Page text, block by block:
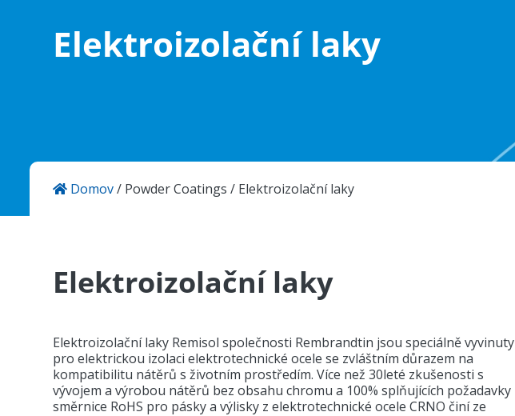
Elektroizolační laky
Domov/ Powder Coatings / Elektroizolační laky
Elektroizolační laky
Elektroizolační laky Remisol společnosti Rembrandtin jsou speciálně vyvinuty
pro elektrickou izolaci elektrotechnické ocele se zvláštním důrazem na
kompatibilitu nátěrů s životním prostředím. Více než 30leté zkušenosti s
vývojem a výrobou nátěrů bez obsahu chromu a 100% splňujících požadavky
směrnice RoHS pro pásky a výlisky z elektrotechnické ocele CRNO činí ze
Kontakty